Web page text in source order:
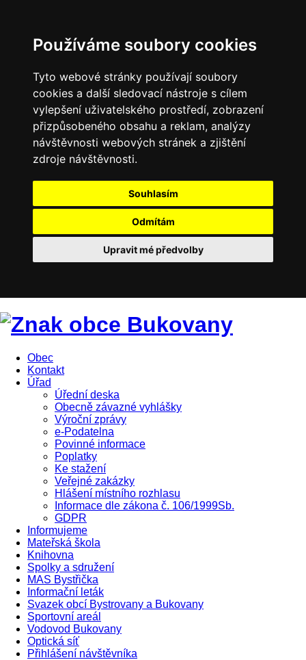
Používáme soubory cookies
Tyto webové stránky používají soubory
cookies a další sledovací nástroje s cílem
vylepšení uživatelského prostředí, zobrazení
přizpůsobeného obsahu a reklam, analýzy
návštěvnosti webových stránek a zjištění
zdroje návštěvnosti.
Souhlasím
Odmítám
Upravit mé předvolby
Obec
Kontakt
Úřad
Úřední deska
Obecně závazné vyhlášky
Výroční zprávy
e-Podatelna
Povinné informace
Poplatky
Ke stažení
Veřejné zakázky
Hlášení místního rozhlasu
Informace dle zákona č. 106/1999Sb.
GDPR
Informujeme
Mateřská škola
Knihovna
Spolky a sdružení
MAS Bystřička
Informační leták
Svazek obcí Bystrovany a Bukovany
Sportovní areál
Vodovod Bukovany
Optická síť
Přihlášení návštěvníka